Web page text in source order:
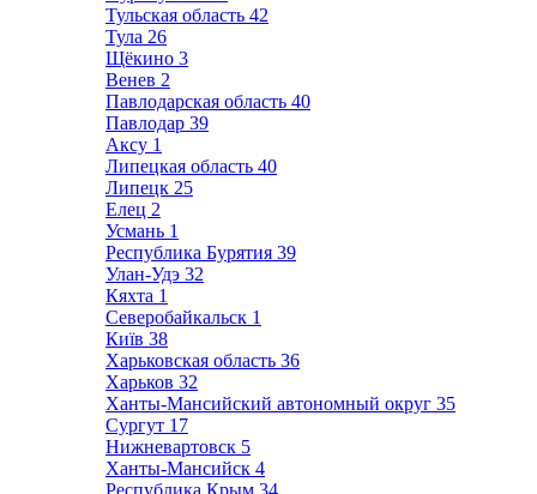
Тульская область 42
Тула 26
Щёкино 3
Венев 2
Павлодарская область 40
Павлодар 39
Аксу 1
Липецкая область 40
Липецк 25
Елец 2
Усмань 1
Республика Бурятия 39
Улан-Удэ 32
Кяхта 1
Северобайкальск 1
Київ 38
Харьковская область 36
Харьков 32
Ханты-Мансийский автономный округ 35
Сургут 17
Нижневартовск 5
Ханты-Мансийск 4
Республика Крым 34